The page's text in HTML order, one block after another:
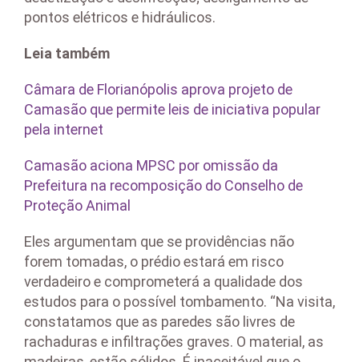
pontos elétricos e hidráulicos.
Leia também
Câmara de Florianópolis aprova projeto de
Camasão que permite leis de iniciativa popular
pela internet
Camasão aciona MPSC por omissão da
Prefeitura na recomposição do Conselho de
Proteção Animal
Eles argumentam que se providências não
forem tomadas, o prédio estará em risco
verdadeiro e comprometerá a qualidade dos
estudos para o possível tombamento. “Na visita,
constatamos que as paredes são livres de
rachaduras e infiltrações graves. O material, as